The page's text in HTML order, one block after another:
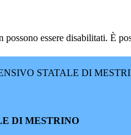
essere disabilitati. È
STATALE DI
DI MESTRINO